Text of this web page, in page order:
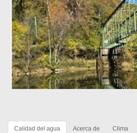
Calidad del agua Acerca de Clima